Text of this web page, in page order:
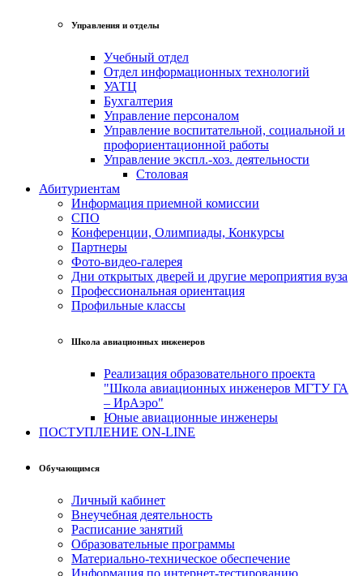
Управления и отделы
Учебный отдел
Отдел информационных технологий
УАТЦ
Бухгалтерия
Управление персоналом
Управление воспитательной, социальной и
профориентационной работы
Управление экспл.-хоз. деятельности
Столовая
Абитуриентам
Информация приемной комиссии
СПО
Конференции, Олимпиады, Конкурсы
Партнеры
Фото-видео-галерея
Дни открытых дверей и другие мероприятия вуза
Профессиональная ориентация
Профильные классы
Школа авиационных инженеров
Реализация образовательного проекта
"Школа авиационных инженеров МГТУ ГА
– ИрАэро"
Юные авиационные инженеры
ПОСТУПЛЕНИЕ ON-LINE
Обучающимся
Личный кабинет
Внеучебная деятельность
Расписание занятий
Образовательные программы
Материально-техническое обеспечение
Информация по интернет-тестированию